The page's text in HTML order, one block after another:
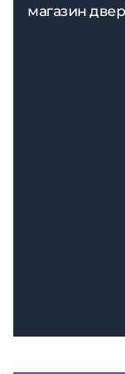
магазин